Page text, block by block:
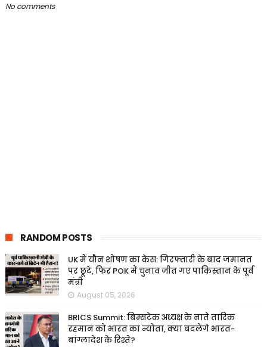
No comments
RANDOM POSTS
UK में यौन शोषण का केस: गिरफ्तारी के बाद जमानत
पर छूटे, फिर POK में चुनाव जीत गए पाकिस्तान के पूर्व
मंत्री
August 05, 2026
BRICS Summit: बिम्सटेक अध्यक्ष के नाते तारिक
रहमान को भारत का न्योता, क्या बदलेंगे भारत-
बांग्लादेश के रिश्ते?